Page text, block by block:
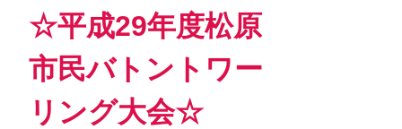
☆平成29年度松原
市民バトントワー
リング大会☆